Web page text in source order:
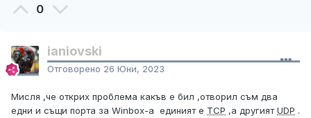
0
ianiovski
Отговорено 26 Юни, 2023
Мисля ,че открих проблема какъв е бил ,отворил съм два
едни и същи порта за Winbox-a единият е TCP ,а другиятUDP .